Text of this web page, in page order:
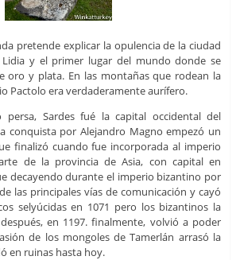
pretende explicar la opulencia de la ciudad
Lidia y el primer lugar del mundo donde se
oro y plata. En las montañas que rodean la
Pactolo era verdaderamente aurífero.
persa, Sardes fué la capital occidental del
conquista por Alejandro Magno empezó un
finalizó cuando fue incorporada al imperio
de la provincia de Asia, con capital en
decayendo durante el imperio bizantino por
las principales vías de comunicación y cayó
selyúcidas en 1071 pero los bizantinos la
en 1197. finalmente, volvió a poder
de los mongoles de Tamerlán arrasó la
en ruinas hasta hoy.